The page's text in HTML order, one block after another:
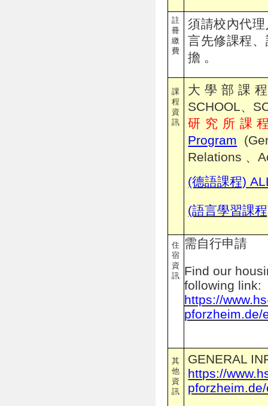
註
冊
繳
費
須請校內代
言先修課程
擔 。
課
程
資
訊
大學部課
SCHOOL、
研究所課
Program
Relations 、
(德語課程)
(語言學習課
住
宿
資
訊
需自行申請
Find our
following link:
https://
pforzheim.de/
其
他
資
訊
GENERAL
https://